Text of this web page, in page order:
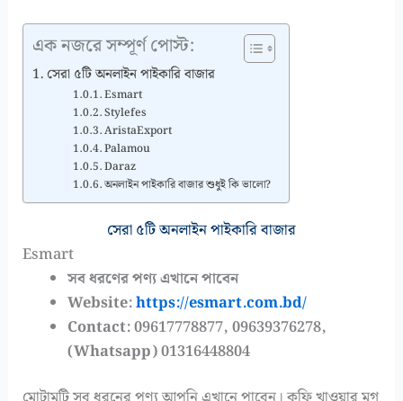
এক নজরে সম্পূর্ণ পোস্ট:
সেরা ৫টি অনলাইন পাইকারি বাজার
Esmart
Stylefes
AristaExport
Palamou
Daraz
অনলাইন পাইকারি বাজার শুধুই কি ভালো?
সেরা ৫টি অনলাইন পাইকারি বাজার
Esmart
সব ধরণের পণ্য এখানে পাবেন
Website:https://esmart.com.bd/
Contact: 09617778877, 09639376278,
(Whatsapp) 01316448804